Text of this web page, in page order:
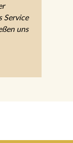
Service
uns